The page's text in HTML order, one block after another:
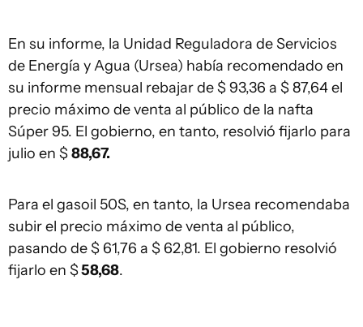
En su informe, la Unidad Reguladora de Servicios
de Energía y Agua (Ursea) había recomendado en
su informe mensual rebajar de $ 93,36 a $ 87,64 el
precio máximo de venta al público de la nafta
Súper 95. El gobierno, en tanto, resolvió fijarlo para
julio en $88,67.
Para el gasoil 50S, en tanto, la Ursea recomendaba
subir el precio máximo de venta al público,
pasando de $ 61,76 a $ 62,81. El gobierno resolvió
fijarlo en $58,68.